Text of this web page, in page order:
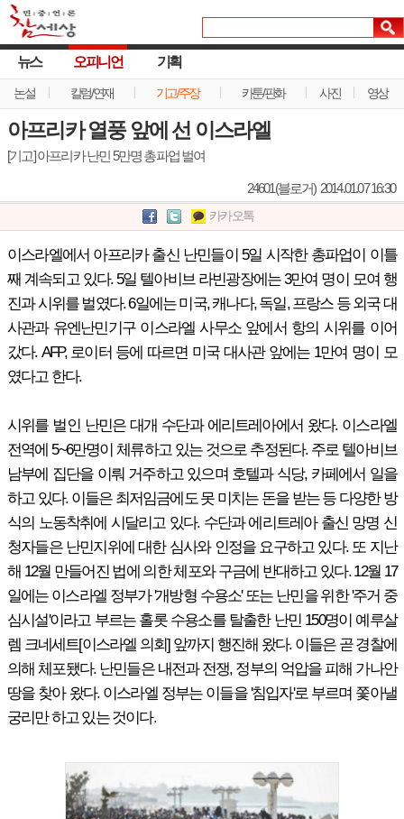
뉴스 오피니언
논설 칼럼/연재 기고/주장 카툰/판화 사진 영상
기획
아프리카 열풍 앞에 선 이스라엘
[기고] 아프리카 난민 5만명 총파업 벌여
24601(블로거) 2014.01.07 16:30
카카오톡
이스라엘에서 아프리카 출신 난민들이 5일 시작한 총파업이 이틀
째 계속되고 있다. 5일 텔아비브 라빈광장에는 3만여 명이 모여 행
진과 시위를 벌였다. 6일에는 미국, 캐나다, 독일, 프랑스 등 외국 대
사관과 유엔난민기구 이스라엘 사무소 앞에서 항의 시위를 이어
갔다. AFP, 로이터 등에 따르면 미국 대사관 앞에는 1만여 명이 모
였다고 한다.
시위를 벌인 난민은 대개 수단과 에리트레아에서 왔다. 이스라엘
전역에 5~6만명이 체류하고 있는 것으로 추정된다. 주로 텔아비브
남부에 집단을 이뤄 거주하고 있으며 호텔과 식당, 카페에서 일을
하고 있다. 이들은 최저임금에도 못 미치는 돈을 받는 등 다양한 방
식의 노동착취에 시달리고 있다. 수단과 에리트레아 출신 망명 신
청자들은 난민지위에 대한 심사와 인정을 요구하고 있다. 또 지난
해 12월 만들어진 법에 의한 체포와 구금에 반대하고 있다. 12월 17
일에는 이스라엘 정부가 '개방형 수용소' 또는 난민을 위한 '주거 중
심시설'이라고 부르는 홀롯 수용소를 탈출한 난민 150명이 예루살
렘 크네세트[이스라엘 의회] 앞까지 행진해 왔다. 이들은 곧 경찰에
의해 체포됐다. 난민들은 내전과 전쟁, 정부의 억압을 피해 가나안
땅을 찾아 왔다. 이스라엘 정부는 이들을 '침입자'로 부르며 쫓아낼
궁리만 하고 있는 것이다.